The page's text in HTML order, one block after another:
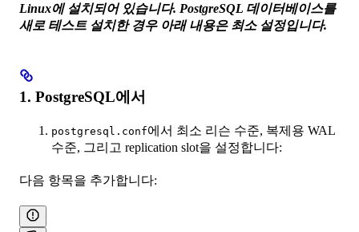
Linux에 설치되어 있습니다. PostgreSQL 데이터베이스를
새로 테스트 설치한 경우 아래 내용은 최소 설정입니다.
1. PostgreSQL에서
postgresql.conf에서 최소 리슨 수준, 복제용 WAL
수준, 그리고 replication slot을 설정합니다:
다음 항목을 추가합니다: